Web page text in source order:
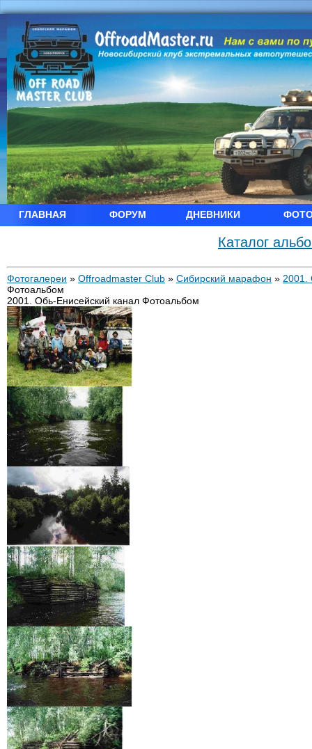
ГЛАВНАЯ ФОРУМ ДНЕВНИКИ
Каталог
Фотогалереи » Offroadmaster Club » Сибирский марафон » 2001.
Фотоальбом
2001. Обь-Енисейский канал Фотоальбом